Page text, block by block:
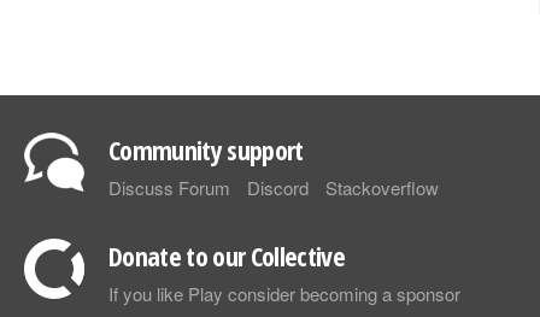
Community support
Discuss Forum Discord Stackoverflow
Donate to our Collective
If you like Play consider becoming a sponsor